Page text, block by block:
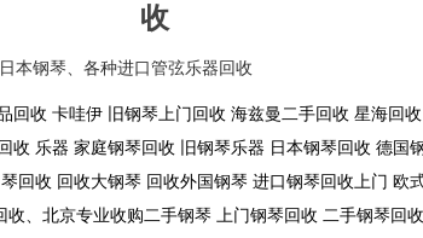
收
本钢琴、各种进口管弦乐器回收
回收 卡哇伊 旧钢琴上门回收 海兹曼二手回收 星海回
收 乐器 家庭钢琴回收 旧钢琴乐器 日本钢琴回收 德国
回收 回收大钢琴 回收外国钢琴 进口钢琴回收上门 欧
、北京专业收购二手钢琴 上门钢琴回收 二手钢琴回